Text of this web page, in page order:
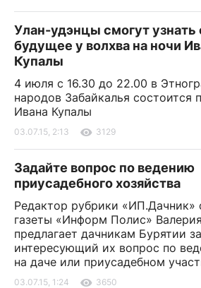
Улан-удэнцы смогут узнать
будущее у волхва на ночи
Купалы
4 июля с 16.30 до 22.00 в
народов Забайкалья состоится
Ивана Купалы
03.07.15, 2:13 3129
Задайте вопрос по ведению
приусадебного хозяйства
Редактор рубрики «ИП.Дачник»
газеты «Информ Полис»
предлагает дачникам Бурятии
интересующий их вопрос по
на даче или приусадебном
03.07.15, 1:24 3650